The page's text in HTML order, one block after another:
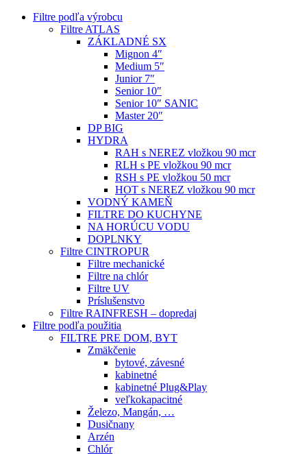
Filtre podľa výrobcu
Filtre ATLAS
ZÁKLADNÉ SX
Mignon 4″
Medium 5″
Junior 7″
Senior 10″
Senior 10″ SANIC
Master 20″
DP BIG
HYDRA
RAH s NEREZ vložkou 90 mcr
RLH s PE vložkou 90 mcr
RSH s PE vložkou 50 mcr
HOT s NEREZ vložkou 90 mcr
VODNÝ KAMEŇ
FILTRE DO KUCHYNE
NA HORÚCU VODU
DOPLNKY
Filtre CINTROPUR
Filtre mechanické
Filtre na chlór
Filtre UV
Príslušenstvo
Filtre RAINFRESH – dopredaj
Filtre podľa použitia
FILTRE PRE DOM, BYT
Zmäkčenie
bytové, závesné
kabinetné
kabinetné Plug&Play
veľkokapacitné
Železo, Mangán, …
Dusičnany
Arzén
Chlór